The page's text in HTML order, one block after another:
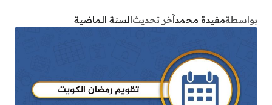
بواسطةمفيدة محمدآخر تحديثالسنة الماضية